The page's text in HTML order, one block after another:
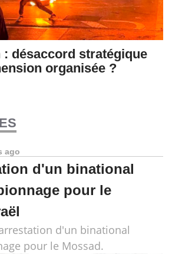
: désaccord stratégique
organisée ?
ago
d'un binational
pour le
d'un binational
pour le Mossad.